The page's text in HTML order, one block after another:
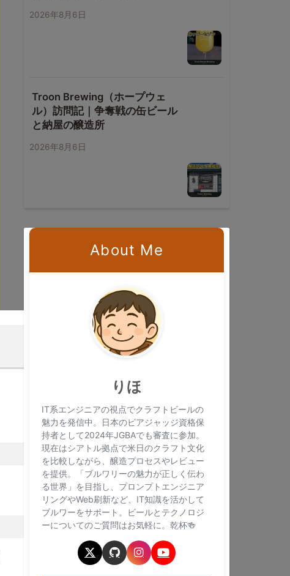
2026年8月6日
Troon Brewing（ホープウェ
ル）訪問記｜争奪戦の缶ビール
と納屋の醸造所
2026年8月6日
About Me
りほ
IT系エンジニアの視点でクラフトビールの
魅力を発信中。日本のビアジャッジ資格保
持者として2024年JGBAでも審査に参加。
現在はシアトル拠点で米日のクラフト文化
を比較しながら、醸造プロセスやレビュー
を提供。「ブルワリーの魅力が正しく伝わ
る世界」を目指し、プロンプトエンジニア
リングやWeb刷新など、IT知識を活かして
ブルワーをサポート。ビールとテクノロジ
ーについてのご質問はお気軽に。乾杯🍻